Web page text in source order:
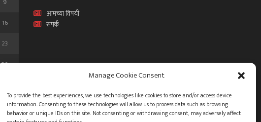
Manage Cookie Consent
To provide the best experiences, we use technologies like cookies to store and/or access device
information. Consenting to these technologies will allow us to process data such as browsing
behavior or unique IDs on this site. Not consenting or withdrawing consent, may adversely affect
16
23
30
आमच्या विषयी
संपर्क